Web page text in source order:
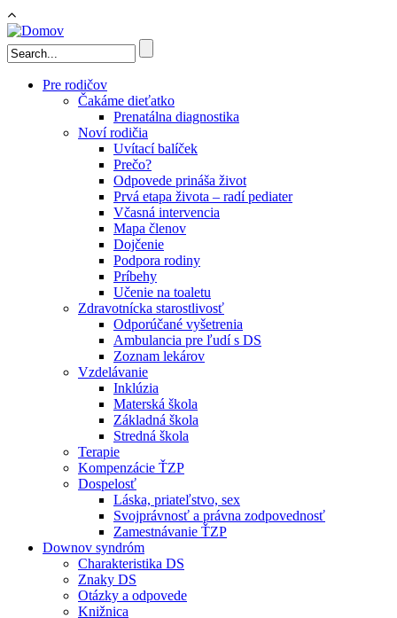
Skočiť na hlavný obsah
Vyhľadávanie
Pre rodičov
Čakáme dieťatko
Prenatálna diagnostika
Noví rodičia
Uvítací balíček
Prečo?
Odpovede prináša život
Prvá etapa života – radí pediater
Včasná intervencia
Mapa členov
Dojčenie
Podpora rodiny
Príbehy
Učenie na toaletu
Zdravotnícka starostlivosť
Odporúčané vyšetrenia
Ambulancia pre ľudí s DS
Zoznam lekárov
Vzdelávanie
Inklúzia
Materská škola
Základná škola
Stredná škola
Terapie
Kompenzácie ŤZP
Dospelosť
Láska, priateľstvo, sex
Svojprávnosť a právna zodpovednosť
Zamestnávanie ŤZP
Downov syndróm
Charakteristika DS
Znaky DS
Otázky a odpovede
Knižnica